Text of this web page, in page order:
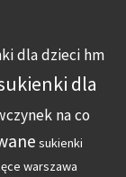
dla dzieci hm
dla
na co
sukienki
warszawa